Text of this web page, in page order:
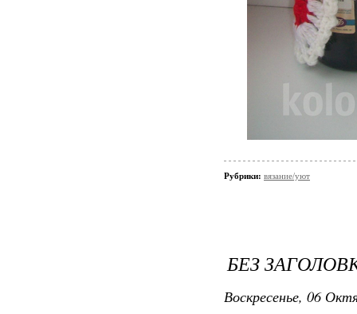
Рубрики: вязание/уют
БЕЗ
Воскресенье, 06